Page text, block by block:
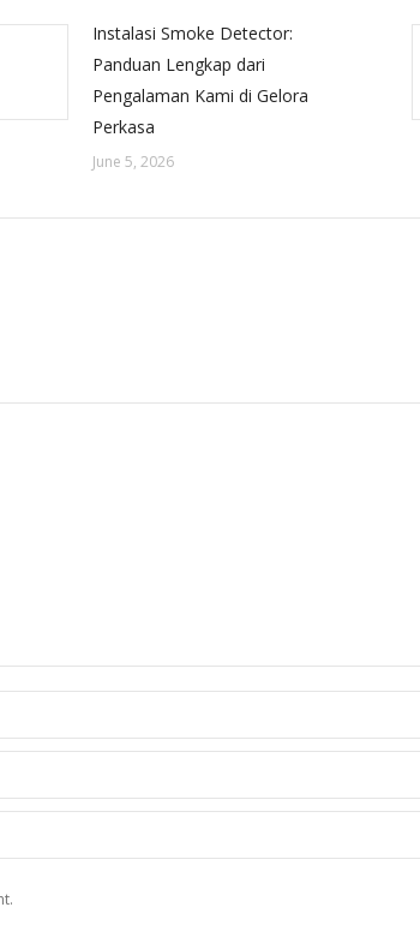
Instalasi Smoke Detector:
Panduan Lengkap dari
Pengalaman Kami di Gelora
Perkasa
June 5, 2026